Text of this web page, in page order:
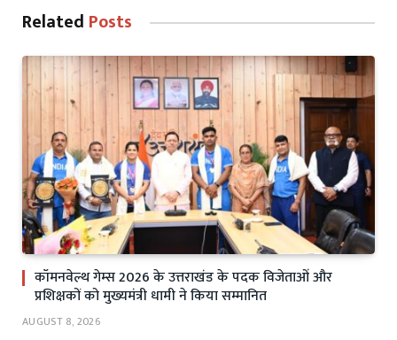
Related Posts
कॉमनवेल्थ गेम्स 2026 के उत्तराखंड के पदक विजेताओं और
प्रशिक्षकों को मुख्यमंत्री धामी ने किया सम्मानित
AUGUST 8, 2026